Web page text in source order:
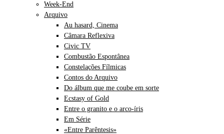
Week-End
Arquivo
Au hasard, Cinema
Câmara Reflexiva
Civic TV
Combustão Espontânea
Constelações Fílmicas
Contos do Arquivo
Do álbum que me coube em sorte
Ecstasy of Gold
Entre o granito e o arco-íris
Em Série
«Entre Parêntesis»